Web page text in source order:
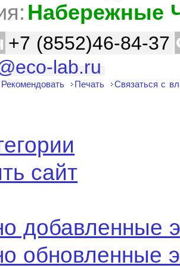
Набережные
+7 (8552)46-84-37
lab.ru
Рекомендовать Печать Связаться с
сайт
добавленные
обновленные